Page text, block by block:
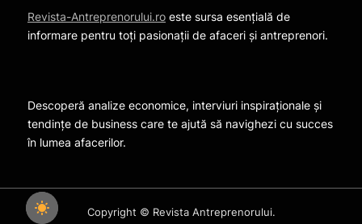
Revista-Antreprenorului.ro este sursa esențială de
informare pentru toți pasionații de afaceri și antreprenori.
Descoperă analize economice, interviuri inspiraționale și
tendințe de business care te ajută să navighezi cu succes
în lumea afacerilor.
Copyright © Revista Antreprenorului.